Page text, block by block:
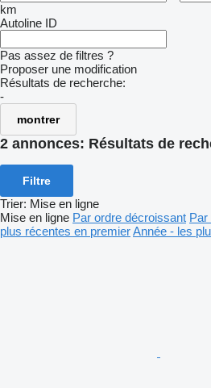
km
Autoline ID
Pas assez de filtres ?
Proposer une modification
Résultats de recherche:
-
montrer
2 annonces: Résultats de
Filtre
Trier: Mise en ligne
Mise en ligne Par ordre décroissant Par
plus récentes en premierAnnée - les